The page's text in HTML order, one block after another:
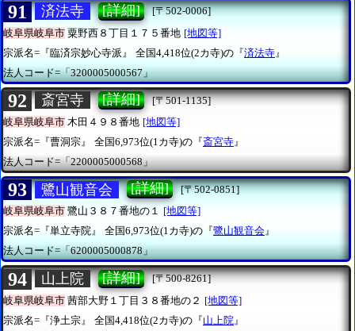
91 済法寺 [詳細]
[〒502-0006]
岐阜県岐阜市 粟野西８丁目１７５番地 [地図等]
宗派名=『臨済宗妙心寺派』
全国4,418位(2カ寺)の『済法寺 』
法人コード=「3200005000567」
92 斎宮寺 [詳細]
[〒501-1135]
岐阜県岐阜市 木田４９８番地 [地図等]
宗派名=『曹洞宗』
全国6,973位(1カ寺)の『斎宮寺 』
法人コード=「2200005000568」
93 鷺山観音会 [詳細]
[〒502-0851]
岐阜県岐阜市 鷺山３８７番地の１ [地図等]
宗派名=『単立寺院』
全国6,973位(1カ寺)の『鷺山観音会』
法人コード=「6200005000878」
94 山上院 [詳細]
[〒500-8261]
岐阜県岐阜市 茜部大野１丁目３８番地の２ [地図等]
宗派名=『浄土宗』
全国4,418位(2カ寺)の『山上院 』